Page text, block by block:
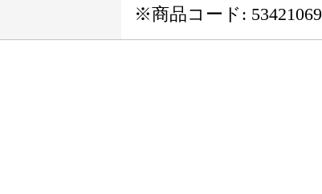
※商品コード: 53421069